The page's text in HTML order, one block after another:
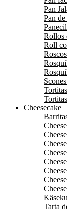
Pan
Pan
Rollos
Roll
Tortitas
Cheesecake
Tarta